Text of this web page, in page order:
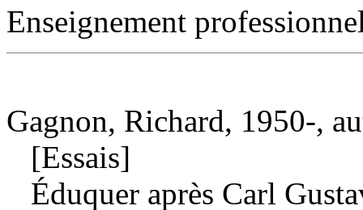
Enseignement
Gagnon, Richard, 1950-,
[Essais]
Éduquer après Carl